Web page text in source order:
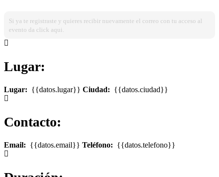
Si ya te registraste y quieres recibir nuevamente el correo con tu acceso al
evento da click aqui.
Lugar:
Lugar: {{datos.lugar}} Ciudad: {{datos.ciudad}}
Contacto:
Email: {{datos.email}} Teléfono: {{datos.telefono}}